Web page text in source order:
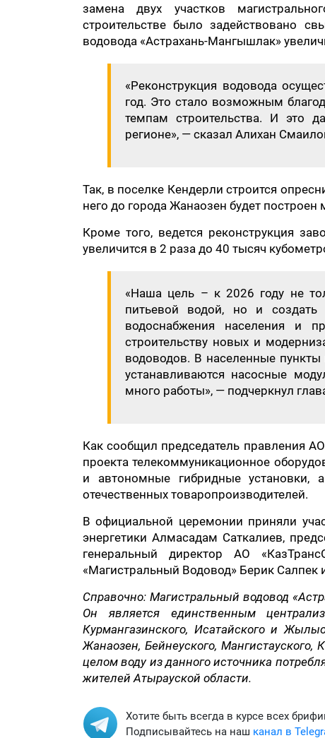
замена двух участков
строительстве было задействовано
водовода «Астрахань-Мангышлак»
«Реконструкция водовода
год. Это стало возможным
темпам строительства. И это
регионе», — сказал Алихан
Так, в поселке Кендерли строится
него до города Жанаозен будет
Кроме того, ведется реконструкция
увеличится в 2 раза до 40 тысяч
«Наша цель – к 2026 году не
питьевой водой, но и создать
водоснабжения населения и
строительству новых и
водоводов. В населенные пункты
устанавливаются насосные
много работы», — подчеркнул
Как сообщил председатель правления
проекта телекоммуникационное
и автономные гибридные установки,
отечественных товаропроизводителей.
В официальной церемонии приняли
энергетики Алмасадам Саткалиев,
генеральный директор АО
«Магистральный Водовод» Берик Салпек
Справочно: Магистральный водовод
Он является единственным
Курмангазинского, Исатайского и
Жанаозен, Бейнеуского, Мангистауского,
целом воду из данного источника
жителей Атырауской области.
Хотите быть всегда в курсе всех
Подписывайтесь на наш канал в